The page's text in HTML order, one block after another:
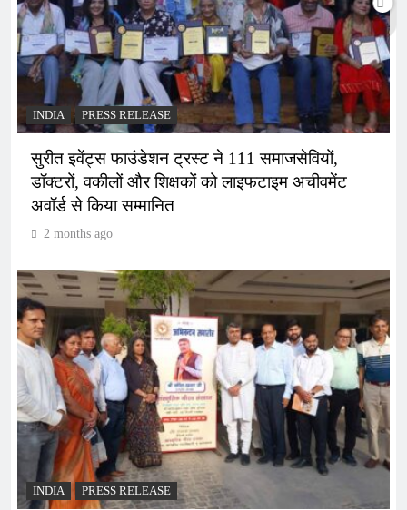
INDIA PRESS RELEASE
सुरीत इवेंट्स फाउंडेशन ट्रस्ट ने 111 समाजसेवियों,
डॉक्टरों, वकीलों और शिक्षकों को लाइफटाइम अचीवमेंट
अवॉर्ड से किया सम्मानित
2 months ago
INDIA PRESS RELEASE